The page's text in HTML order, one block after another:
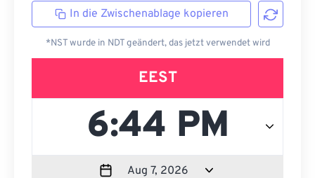
In die Zwischenablage kopieren
*NST wurde in NDT geändert, das jetzt verwendet wird
EEST